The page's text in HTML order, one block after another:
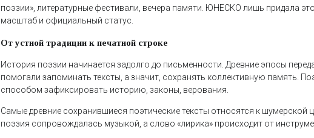
поэзии», литературные фестивали, вечера памяти. ЮНЕСКО лишь придала
масштаб и официальный статус.
От устной традиции к печатной строке
История поэзии начинается задолго до письменности. Древние эпосы
помогали запоминать тексты, а значит, сохранять коллективную память.
способом зафиксировать историю, законы, верования.
Самые древние сохранившиеся поэтические тексты относятся к шумерской
поэзия сопровождалась музыкой, а слово «лирика» происходит от